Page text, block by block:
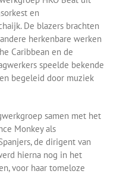
en
De blazers brachten
herkenbare werken
Caribbean en de
speelde bekende
begeleid door muziek
samen met het
Monkey als
de dirigent van
hierna nog in het
voor haar tomeloze